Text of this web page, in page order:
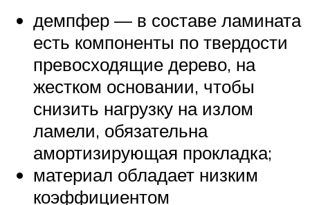
демпфер — в составе ламината
есть компоненты по твердости
превосходящие дерево, на
жестком основании, чтобы
снизить нагрузку на излом
ламели, обязательна
амортизирующая прокладка;
материал обладает низким
коэффициентом